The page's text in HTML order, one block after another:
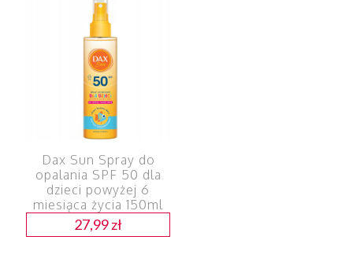
Dax Sun Spray do
opalania SPF 50 dla
dzieci powyżej 6
miesiąca życia 150ml
27,99zł